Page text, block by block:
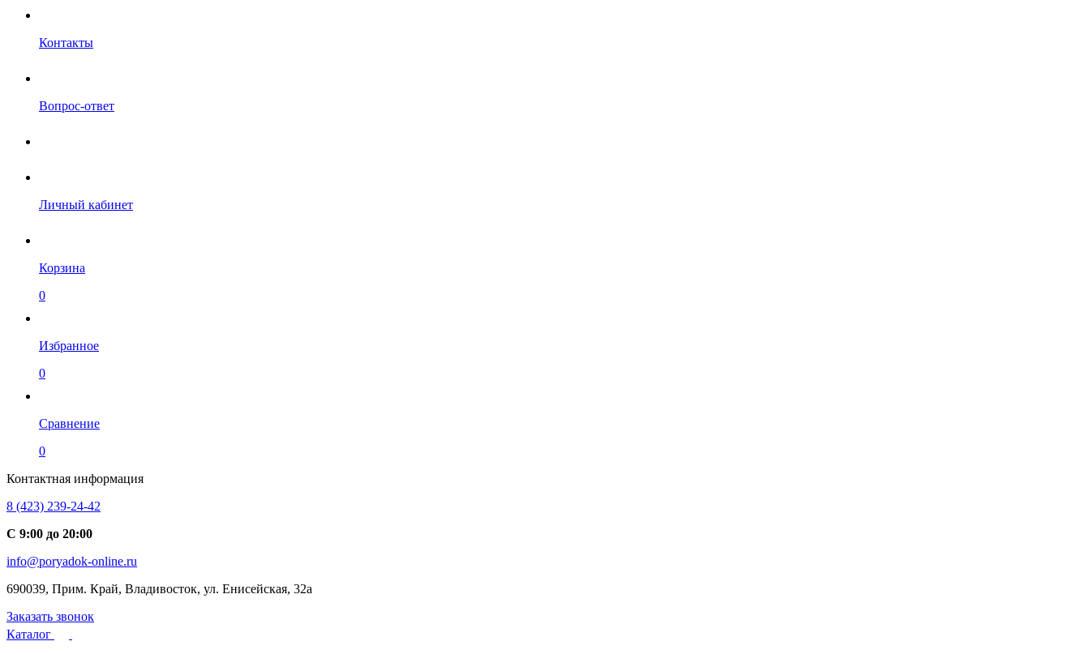
Контакты
Вопрос-ответ
Личный кабинет
Корзина
0
Избранное
0
Сравнение
0
Контактная информация
8 (423) 239-24-42
С 9:00 до 20:00
info@poryadok-online.ru
690039, Прим. Край, Владивосток, ул. Енисейская, 32а
Заказать звонок
Каталог